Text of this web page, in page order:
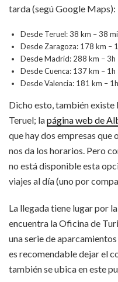
tarda (segú Google Maps):
Desde Teruel: 38 km – 38
Desde Zaragoza: 178 km –
Desde Madrid: 288 km – 3h
Desde Cuenca: 137 km – 1h
Desde Valencia: 181 km –
Dicho esto, también existe
Teruel; lapágina web de
que hay dos empresas que
nos da los horarios. Pero
no está disponible esta
viajes al día (uno por
La llegada tiene lugar por
encuentra la Oficina de
una serie de
es recomendable dejar el
también se ubica en este